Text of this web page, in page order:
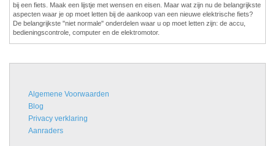
bij een fiets. Maak een lijstje met wensen en eisen. Maar wat zijn nu de belangrijkste
aspecten waar je op moet letten bij de aankoop van een nieuwe elektrische fiets?
De belangrijkste "niet normale" onderdelen waar u op moet letten zijn: de accu,
bedieningscontrole, computer en de elektromotor.
Algemene Voorwaarden
Blog
Privacy verklaring
Aanraders